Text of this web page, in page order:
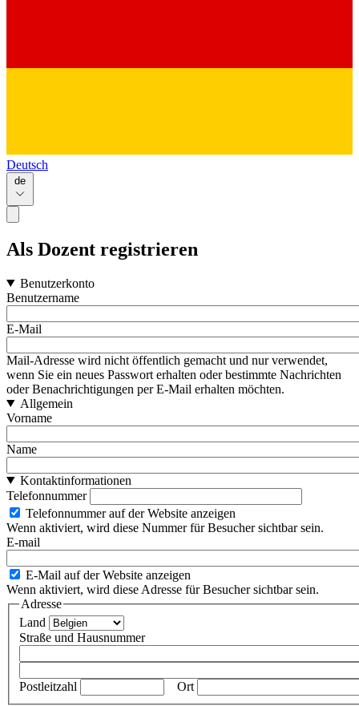
Deutsch
de
Als Dozent registrieren
Benutzerkonto
Benutzername
E-Mail
Mail-Adresse wird nicht öffentlich gemacht und nur verwendet,
wenn Sie ein neues Passwort erhalten oder bestimmte Nachrichten
oder Benachrichtigungen per E-Mail erhalten möchten.
Allgemein
Vorname
Name
Kontaktinformationen
Telefonnummer
Telefonnummer auf der Website anzeigen
Wenn aktiviert, wird diese Nummer für Besucher sichtbar sein.
E-mail
E-Mail auf der Website anzeigen
Wenn aktiviert, wird diese Adresse für Besucher sichtbar sein.
Adresse
Land
Straße und Hausnummer
Postleitzahl
Ort